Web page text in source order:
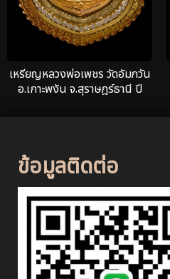
เหรียญหลวงพ่อเพชร วัดอัมภวัน
อ.เกาะพงัน จ.สุราษฎร์ธานี ปี
ข้อมูลติดต่อ